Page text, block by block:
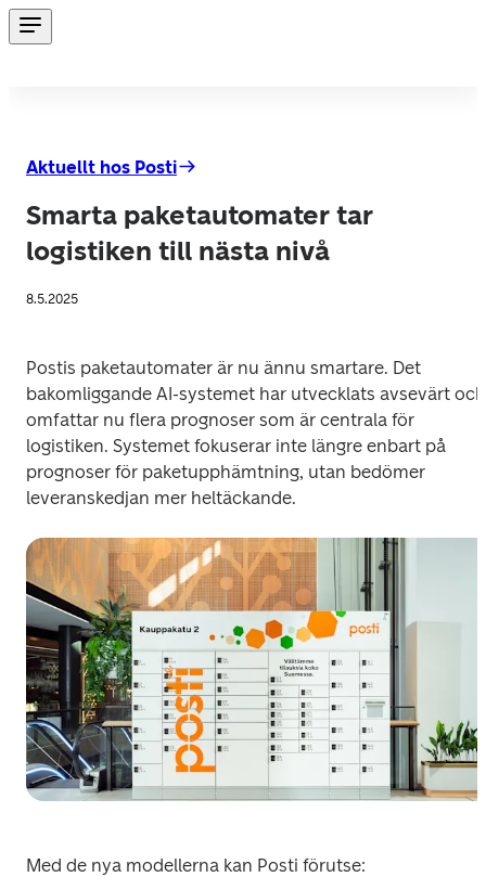
Aktuellt hos Posti
Smarta paketautomater tar
logistiken till nästa nivå
8.5.2025
Postis paketautomater är nu ännu smartare. Det
bakomliggande AI-systemet har utvecklats avsevärt och
omfattar nu flera prognoser som är centrala för
logistiken. Systemet fokuserar inte längre enbart på
prognoser för paketupphämtning, utan bedömer
leveranskedjan mer heltäckande.
Med de nya modellerna kan Posti förutse: